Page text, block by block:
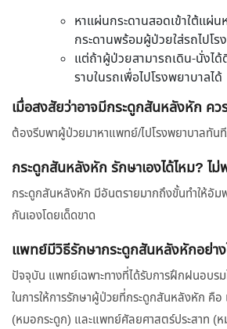
หาแผ่นกระดานสอดเข้าใต้แผ่
กระดานพร้อมผู้ป่วยใส่รถไปโร
แต่ถ้าผู้ป่วยสามารถเดิน-นั่งไ
ราบในรถเพื่อไปโรงพยาบาลได้
เมื่อสงสัยว่าอาจมีกระดูกสันหลังหัก ค
ต้องรีบพาผู้ป่วยมาหาแพทย์/ไปโรงพยาบาลทัน
กระดูกสันหลังหัก รักษาเองได้ไหม? ไ
กระดูกสันหลังหัก มีอันตรายมากถึงขั้นทำให้อัม
กันเองโดยเด็ดขาด
แพทย์มีวิธีรักษากระดูกสันหลังหักอย่าง
ปัจจุบัน แพทย์เฉพาะทางที่ได้รับการฝึกฝนอบรม
ในการให้การรักษาผู้ป่วยที่กระดูกสันหลังหัก คื
(หมอกระดูก) และแพทย์ศัลยศาสตร์ประสาท (